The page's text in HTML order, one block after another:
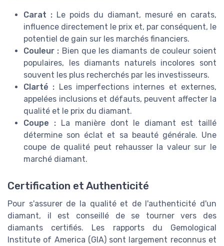
Carat : Le poids du diamant, mesuré en carats,
influence directement le prix et, par conséquent, le
potentiel de gain sur les marchés financiers.
Couleur : Bien que les diamants de couleur soient
populaires, les diamants naturels incolores sont
souvent les plus recherchés par les investisseurs.
Clarté : Les imperfections internes et externes,
appelées inclusions et défauts, peuvent affecter la
qualité et le prix du diamant.
Coupe :La manière dont le diamant est taillé
détermine son éclat et sa beauté générale. Une
coupe de qualité peut rehausser la valeur sur le
marché diamant.
Certification et Authenticité
Pour s'assurer de la qualité et de l'authenticité d'un
diamant, il est conseillé de se tourner vers des
diamants certifiés. Les rapports du Gemological
Institute of America (GIA) sont largement reconnus et